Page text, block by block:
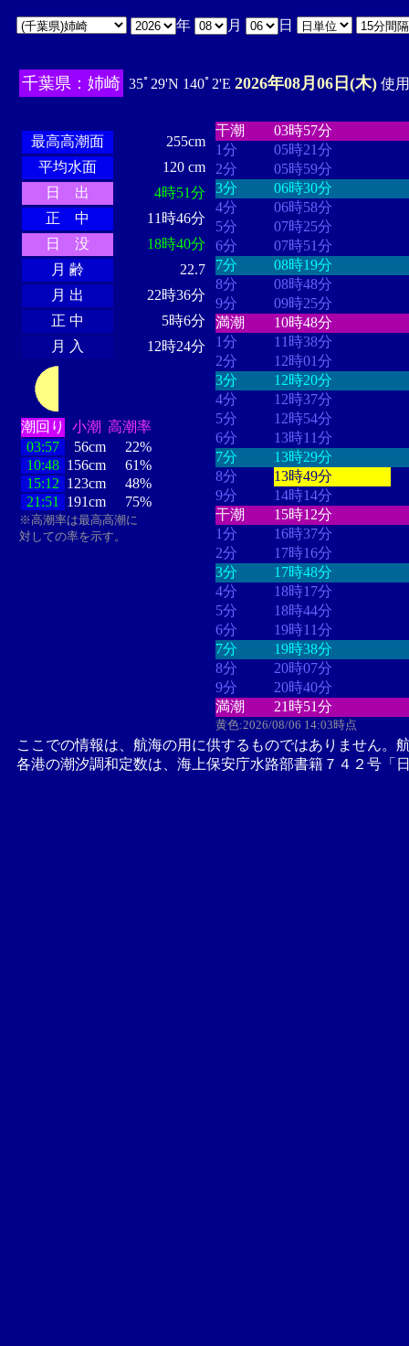
年 月 日
千葉県：姉崎 35ﾟ29'N 140ﾟ2'E 2026年08月06日(木) 使
最高高潮面
255cm
平均水面
120 cm
日 出
4時51分
正 中
11時46分
日 没
18時40分
月 齢
22.7
月 出
22時36分
正 中
5時6分
月 入
12時24分
潮回り 小潮 高潮率
03:57
56cm
22%
10:48 156cm
61%
15:12 123cm
48%
21:51
191cm 75%
※高潮率は最高高潮に
対しての率を示す。
干潮
03時57分
1分
05時21分
2分
05時59分
3分
06時30分
4分
06時58分
5分
07時25分
6分
07時51分
7分
08時19分
8分
08時48分
9分
09時25分
満潮
10時48分
1分
11時38分
2分
12時01分
3分
12時20分
4分
12時37分
5分
12時54分
6分
13時11分
7分
13時29分
8分
13時49分
9分
14時14分
干潮
15時12分
1分
16時37分
2分
17時16分
3分
17時48分
4分
18時17分
5分
18時44分
6分
19時11分
7分
19時38分
8分
20時07分
9分
20時40分
満潮
21時51分
黄色:2026/08/06 14:03時点
ここでの情報は、航海の用に供するものではありません。
各港の潮汐調和定数は、海上保安庁水路部書籍７４２号「